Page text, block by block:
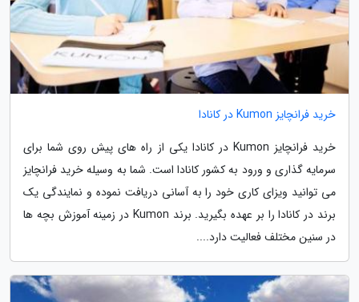
خرید فرانچایز Kumon در کانادا
خرید فرانچایز Kumon در کانادا یکی از راه های پیش روی شما برای
سرمایه گذاری و ورود به کشور کانادا است. شما به وسیله خرید فرانچایز
می توانید ویزای کاری خود را به آسانی دریافت نموده و نمایندگی یک
برند در کانادا را بر عهده بگیرید. برند Kumon در زمینه آموزش بچه ها
در سنین مختلف فعالیت دارد....